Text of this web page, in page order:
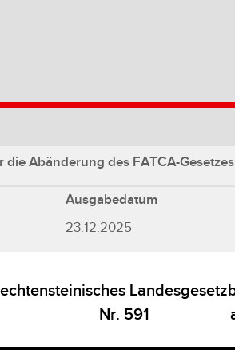
Abänderung des FATCA-Gesetzes
Ausgabedatum
23.12.2025